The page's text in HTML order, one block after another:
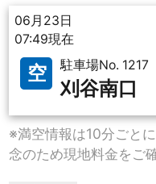
06月23日
07:49現在
空 駐車場No. 1217
刈谷南口
※満空情報は10分ごと
念のため現地料金をご